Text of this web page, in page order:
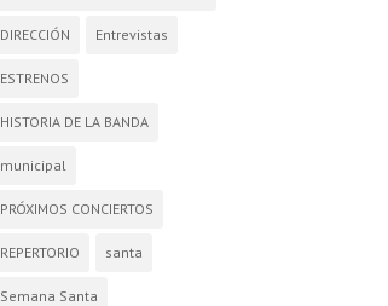
DIRECCIÓN Entrevistas
ESTRENOS
HISTORIA DE LA BANDA
municipal
PRÓXIMOS CONCIERTOS
REPERTORIO santa
Semana Santa